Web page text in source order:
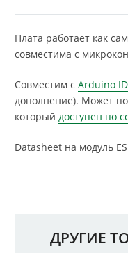
Плата работает как
совместима с
Совместим с Arduino
дополнение). Может
который доступен по
Datasheet на модуль
ДРУГИЕ